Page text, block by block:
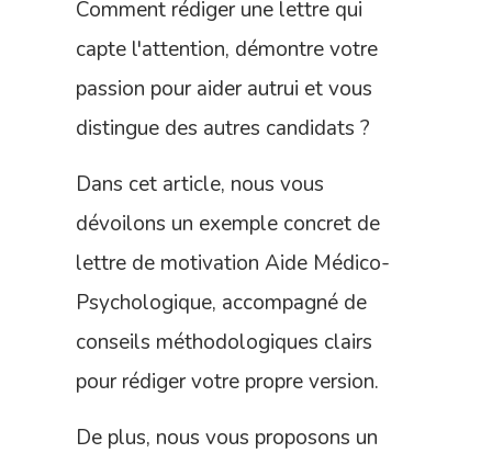
Comment rédiger une lettre qui
capte l'attention, démontre votre
passion pour aider autrui et vous
distingue des autres candidats ?
Dans cet article, nous vous
dévoilons un exemple concret de
lettre de motivation Aide Médico-
Psychologique, accompagné de
conseils méthodologiques clairs
pour rédiger votre propre version.
De plus, nous vous proposons un